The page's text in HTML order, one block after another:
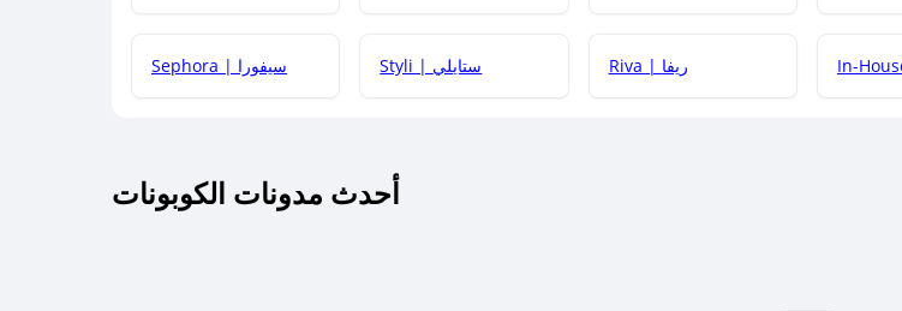
Sephora | سيفورا Styli | ستايلي Riva | ريفا
أحدث مدونات الكوبونات